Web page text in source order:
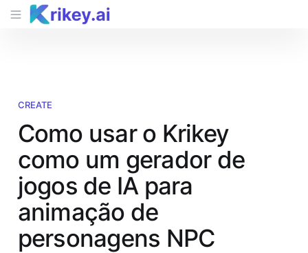
CREATE
Como usar o Krikey
como um gerador de
jogos de IA para
animação de
personagens NPC